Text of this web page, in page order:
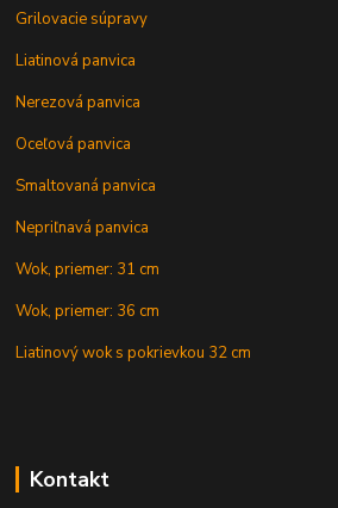
Grilovacie súpravy
Liatinová panvica
Nerezová panvica
Oceľová panvica
Smaltovaná panvica
Nepriľnavá panvica
Wok, priemer: 31 cm
Wok, priemer: 36 cm
Liatinový wok s pokrievkou 32 cm
Kontakt